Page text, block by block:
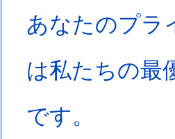
（例：リンパ浮腫治療
の集中期および維持期
MOBIDERM技術を利
用しており
続きを読む
治療する
設計され
性包帯は
性または
あなたのプラ
は私たちの最
です。